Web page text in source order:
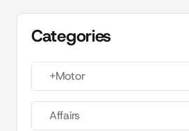
Categories
+Motor
Affairs